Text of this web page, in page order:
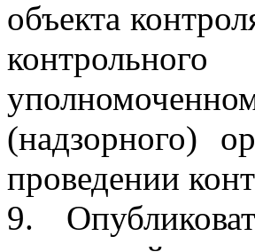
объекта
(надзорного)
проведении
9.